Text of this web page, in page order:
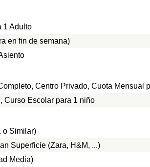
1 Adulto
en fin de semana)
Centro Privado, Cuota Mensual
Curso Escolar para 1 niño
o Similar)
Superficie (Zara, H&M, ...)
Media)